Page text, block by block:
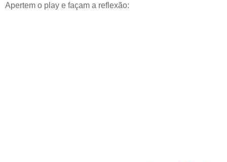
Apertem o play e façam a reflexão: